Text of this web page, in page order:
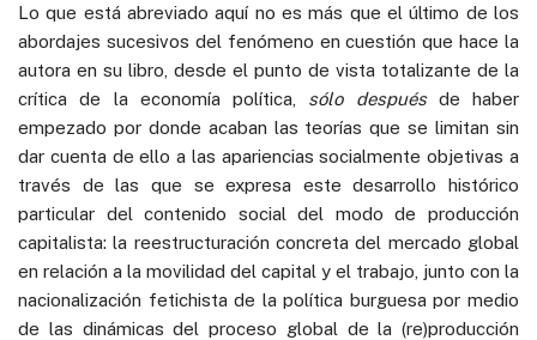
Lo que está abreviado aquí no es más que el último de los
abordajes sucesivos del fenómeno en cuestión que hace la
autora en su libro, desde el punto de vista totalizante de la
crítica de la economía política, sólo despuésde haber
empezado por donde acaban las teorías que se limitan sin
dar cuenta de ello a las apariencias socialmente objetivas a
través de las que se expresa este desarrollo histórico
particular del contenido social del modo de producción
capitalista: la reestructuración concreta del mercado global
en relación a la movilidad del capital y el trabajo, junto con la
nacionalización fetichista de la política burguesa por medio
de las dinámicas del proceso global de la (re)producción